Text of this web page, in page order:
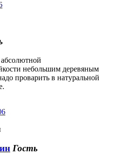
небольшим деревяным
проварить в натуральной
Гость